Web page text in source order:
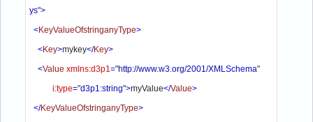
ys">
  <
KeyValueOfstringanyType>
    <
Key>mykey</Key>
    <
Value xmlns:d3p1="http://www.w3.org/2001/XMLSchema"
i:type="d3p1:string">myValue</Value>
  </
KeyValueOfstringanyType>